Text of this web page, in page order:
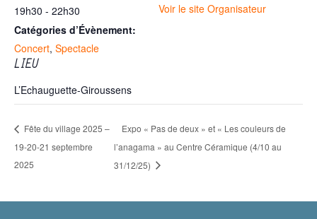
19h30 - 22h30
Catégories d’Évènement:
Concert, Spectacle
LIEU
L’Echauguette-Giroussens
Voir le site Organisateur
Fête du village 2025 –
19-20-21 septembre
2025
Expo « Pas de deux » et « Les couleurs de
l’anagama » au Centre Céramique (4/10 au
31/12/25)